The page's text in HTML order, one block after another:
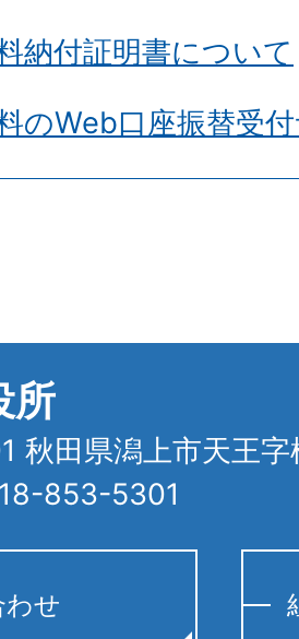
納付証明書について
のWeb口座振替受
所
秋田県潟上市天王
853-5301
せ